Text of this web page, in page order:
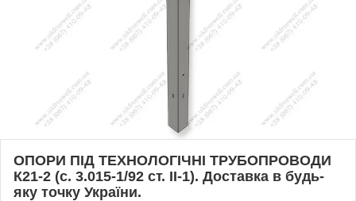
ОПОРИ ПІД ТЕХНОЛОГІЧНІ ТРУБОПРОВОДИ
К21-2 (с. 3.015-1/92 ст. II-1). Доставка в будь-
яку точку України.